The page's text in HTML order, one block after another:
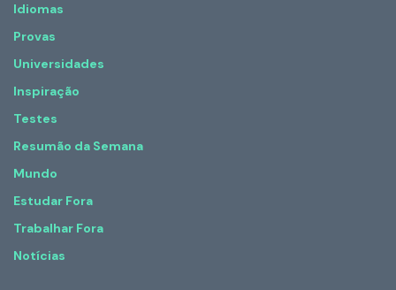
Idiomas
Provas
Universidades
Inspiração
Testes
Resumão da Semana
Mundo
Estudar Fora
Trabalhar Fora
Notícias